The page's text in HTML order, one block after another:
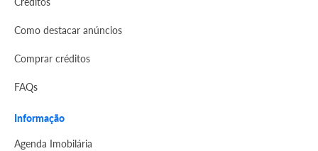
Como destacar anúncios
Comprar créditos
FAQs
Informação
Agenda Imobilária